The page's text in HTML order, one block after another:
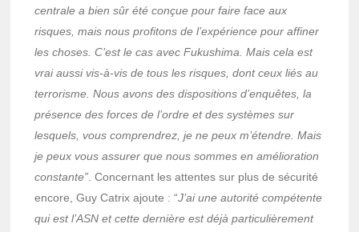
centrale a bien sûr été conçue pour faire face aux
risques, mais nous profitons de l’expérience pour affiner
les choses. C’est le cas avec Fukushima. Mais cela est
vrai aussi vis-à-vis de tous les risques, dont ceux liés au
terrorisme. Nous avons des dispositions d’enquêtes, la
présence des forces de l’ordre et des systèmes sur
lesquels, vous comprendrez, je ne peux m’étendre. Mais
je peux vous assurer que nous sommes en amélioration
constante” . Concernant les attentes sur plus de sécurité
encore, Guy Catrix ajoute : “J’ai une autorité compétente
qui est l’ASN et cette dernière est déjà particulièrement